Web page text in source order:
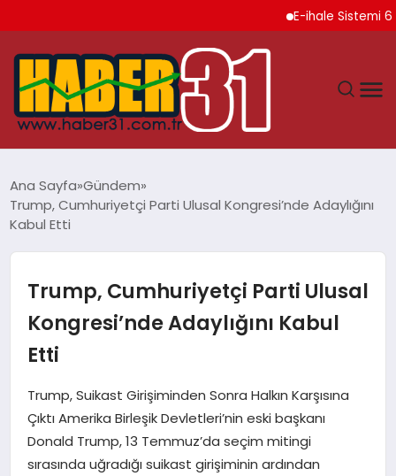
E-ihale Sistemi 6
HATAY
GÜNDEM
MAGAZIN
SAĞLIK
Ana Sayfa Gündem
Trump, Cumhuriyetçi Parti Ulusal Kongresi’nde Adaylığını
Kabul Etti
Trump, Cumhuriyetçi Parti Ulusal
Kongresi’nde Adaylığını Kabul
Etti
Trump, Suikast Girişiminden Sonra Halkın Karşısına
Çıktı Amerika Birleşik Devletleri’nin eski başkanı
Donald Trump, 13 Temmuz’da seçim mitingi
sırasında uğradığı suikast girişiminin ardından